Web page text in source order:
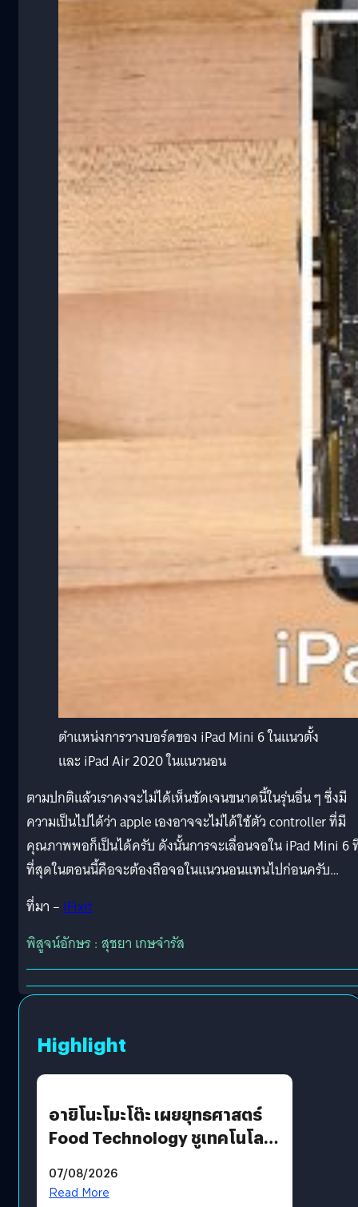
ตำแหน่งการวางบอร์ดของ iPad Mini 6 ในแนวตั้ง
และ iPad Air 2020 ในแนวนอน
ตามปกติแล้วเราคงจะไม่ได้เห็นชัดเจนขนาดนี้ในรุ่นอื่น ๆ ซึ่งมี
ความเป็นไปได้ว่า apple เองอาจจะไม่ได้ใช้ตัว controller ที่มี
คุณภาพพอก็เป็นได้ครับ ดังนั้นการจะเลื่อนจอใน iPad Mini 6
ที่สุดในตอนนี้คือจะต้องถือจอในแนวนอนแทนไปก่อนครับ…
ที่มา –iFixit
พิสูจน์อักษร : สุชยา เกษจำรัส
Highlight
อายิโนะโมะโต๊ะ เผยยุทธศาสตร์
Food Technology ชูเทคโนโลยี
บริโภคและ B2B
07/08/2026
Read More